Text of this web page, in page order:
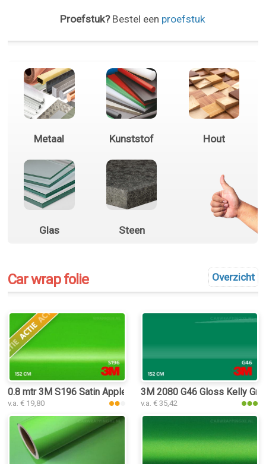
Proefstuk?Bestel een proefstuk
Metaal Kunststof Hout
Glas Steen
Overzicht
Car wrap folie
0.8 mtr 3M S196 Satin Apple Green
v.a. € 19,80
3M 2080 G46 Gloss Kelly
v.a. € 35,42